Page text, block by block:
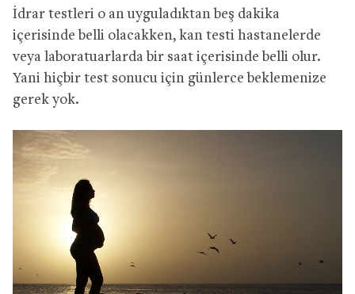
İdrar testleri o an uyguladıktan beş dakika
içerisinde belli olacakken, kan testi hastanelerde
veya laboratuarlarda bir saat içerisinde belli olur.
Yani hiçbir test sonucu için günlerce beklemenize
gerek yok.